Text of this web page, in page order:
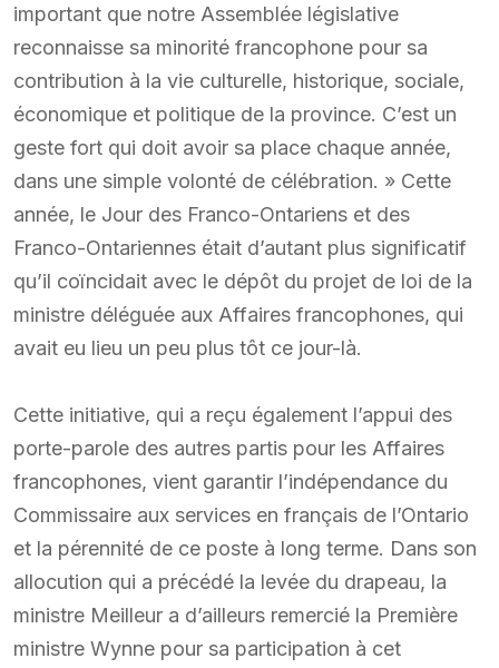
important que notre Assemblée législative
reconnaisse sa minorité francophone pour sa
contribution à la vie culturelle, historique, sociale,
économique et politique de la province. C’est un
geste fort qui doit avoir sa place chaque année,
dans une simple volonté de célébration. » Cette
année, le Jour des Franco-Ontariens et des
Franco-Ontariennes était d’autant plus significatif
qu’il coïncidait avec le dépôt du projet de loi de la
ministre déléguée aux Affaires francophones, qui
avait eu lieu un peu plus tôt ce jour-là.
Cette initiative, qui a reçu également l’appui des
porte-parole des autres partis pour les Affaires
francophones, vient garantir l’indépendance du
Commissaire aux services en français de l’Ontario
et la pérennité de ce poste à long terme. Dans son
allocution qui a précédé la levée du drapeau, la
ministre Meilleur a d’ailleurs remercié la Première
ministre Wynne pour sa participation à cet